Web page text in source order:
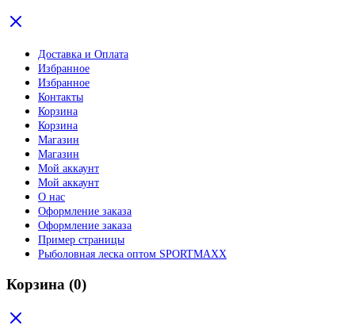
Доставка и Оплата
Избранное
Избранное
Контакты
Корзина
Корзина
Магазин
Магазин
Мой аккаунт
Мой аккаунт
О нас
Оформление заказа
Оформление заказа
Пример страницы
Рыболовная леска оптом SPORTMAXX
Корзина (0)